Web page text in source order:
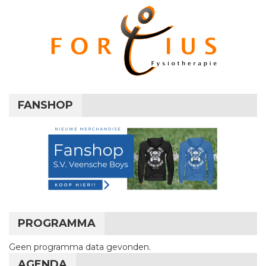
FANSHOP
PROGRAMMA
Geen programma data gevonden.